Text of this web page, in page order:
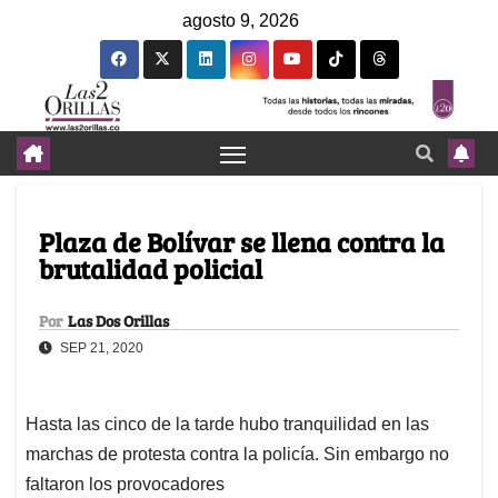
agosto 9, 2026
Plaza de Bolívar se llena contra la
brutalidad policial
Por Las Dos Orillas
SEP 21, 2020
Hasta las cinco de la tarde hubo tranquilidad en las
marchas de protesta contra la policía. Sin embargo no
faltaron los provocadores